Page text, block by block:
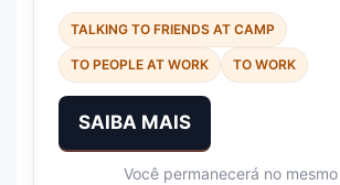
TALKING TO FRIENDS AT CAMP
TO PEOPLE AT WORK TO WORK
SAIBA MAIS
Você permanecerá no